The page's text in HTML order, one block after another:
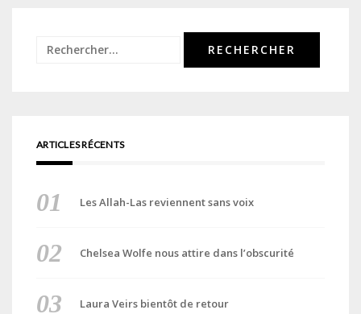
Rechercher :
ARTICLES RÉCENTS
Les Allah-Las reviennent sans voix
Chelsea Wolfe nous attire dans l’obscurité
Laura Veirs bientôt de retour